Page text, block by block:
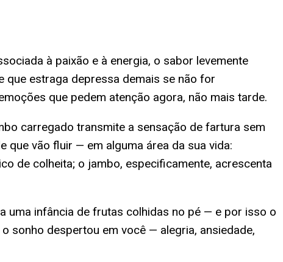
à paixão e à energia, o sabor levemente
que estraga depressa demais se não for
que pedem atenção agora, não mais tarde.
carregado transmite a sensação de fartura sem
vão fluir — em alguma área da sua vida:
de colheita; o jambo, especificamente, acrescenta
uma infância de frutas colhidas no pé — e por isso o
sonho despertou em você — alegria, ansiedade,